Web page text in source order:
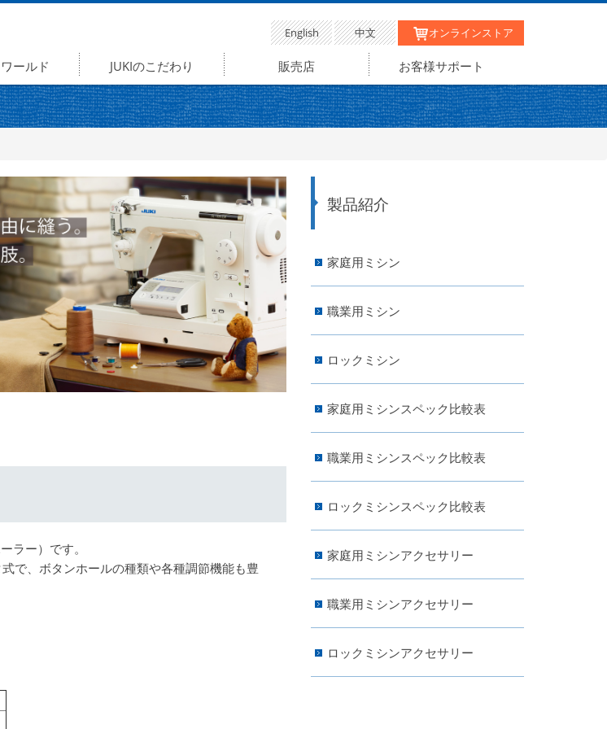
オンラインストア
中文
English
ールド JUKIのこだわり 販売店 お客様サポート
ラー）です。
で、ボタンホールの種類や各種調節機能も豊
製品紹介
家庭用ミシン
職業用ミシン
ロックミシン
家庭用ミシンスペック比較表
職業用ミシンスペック比較表
ロックミシンスペック比較表
家庭用ミシンアクセサリー
職業用ミシンアクセサリー
ロックミシンアクセサリー